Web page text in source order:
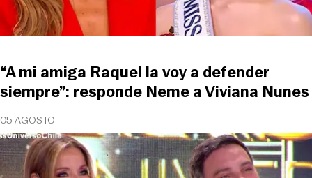
05 AGOSTO
“A mi amiga Raquel la voy a defender
siempre”: responde Neme a Viviana Nunes